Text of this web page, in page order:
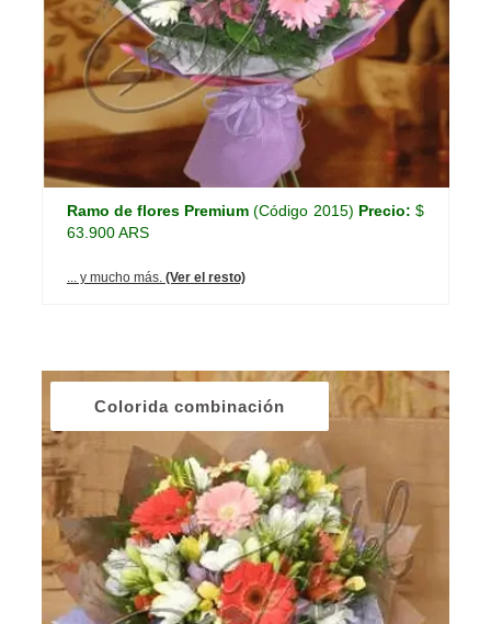
Ramo de flores Premium (Código 2015) Precio: $
63.900 ARS
... y mucho más. (Ver el resto)
Colorida combinación